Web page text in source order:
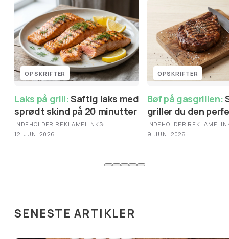
OPSKRIFTER
Laks på grill:Saftig laks med
sprødt skind på 20 minutter
INDEHOLDER REKLAMELINKS·
12. JUNI 2026
OPSKRIFTER
Bøf på gasgrillen:
griller du den
INDEHOLDER
9. JUNI 2026
SENESTE ARTIKLER